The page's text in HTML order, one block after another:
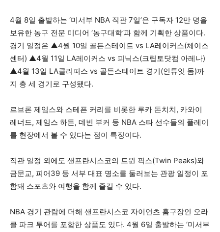
4월 8일 출발하는 ‘미서부 NBA 직관 7일’은 구독자 12만 명을
보유한 농구 전문 미디어 ‘농구대학’과 함께 기획한 상품이다.
경기 일정은 ▲4월 10일 골든스테이트 vs LA레이커스(체이스
센터) ▲4월 11일 LA레이커스 vs 피닉스(크립토닷컴 아레나)
▲4월 13일 LA클리퍼스 vs 골든스테이트 경기(인튜잇 돔)까
지 총 세 경기로 구성됐다.
르브론 제임스와 스테픈 커리를 비롯한 루카 돈치치, 카와이
레너드, 제임스 하든, 데빈 부커 등 NBA 스타 선수들의 플레이
를 현장에서 볼 수 있다는 점이 특징이다.
직관 일정 외에도 샌프란시스코의 트윈 픽스(Twin Peaks)와
금문교, 피어39 등 서부 대표 명소를 둘러보는 관광 일정이 포
함돼 스포츠와 여행을 함께 즐길 수 있다.
NBA 경기 관람에 더해 샌프란시스코 자이언츠 홈구장인 오라
클 파크 투어를 포함한 상품도 있다. 4월 6일 출발하는 ‘미서부